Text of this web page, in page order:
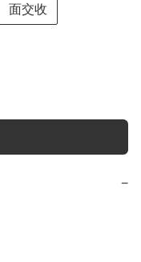
面交收
−